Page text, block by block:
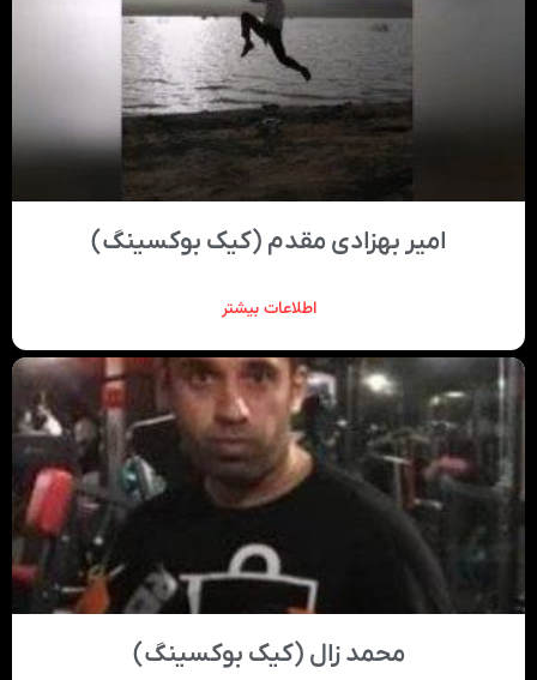
امیر بهزادی مقدم (کیک بوکسینگ)
اطلاعات بیشتر
محمد زال (کیک بوکسینگ)